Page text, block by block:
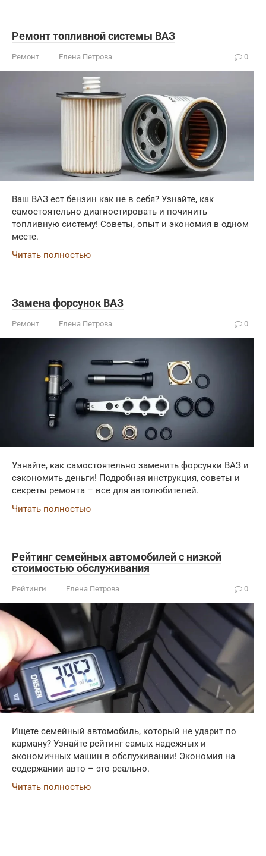
Ремонт топливной системы ВАЗ
Ремонт Елена Петрова 0
Ваш ВАЗ ест бензин как не в себя? Узнайте, как
самостоятельно диагностировать и починить
топливную систему! Советы, опыт и экономия в одном
месте.
Читать полностью
Замена форсунок ВАЗ
Ремонт Елена Петрова 0
Узнайте, как самостоятельно заменить форсунки ВАЗ и
сэкономить деньги! Подробная инструкция, советы и
секреты ремонта – все для автолюбителей.
Читать полностью
Рейтинг семейных автомобилей с низкой
стоимостью обслуживания
Рейтинги Елена Петрова 0
Ищете семейный автомобиль, который не ударит по
карману? Узнайте рейтинг самых надежных и
экономичных машин в обслуживании! Экономия на
содержании авто – это реально.
Читать полностью